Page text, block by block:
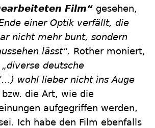
Film“ gesehen,
einer Optik verfällt, die
nicht mehr bunt, sondern
lässt“. Rother moniert,
„diverse deutsche
wohl lieber nicht ins Auge
bzw. die Art, wie die
aufgegriffen werden,
Ich habe den Film ebenfalls